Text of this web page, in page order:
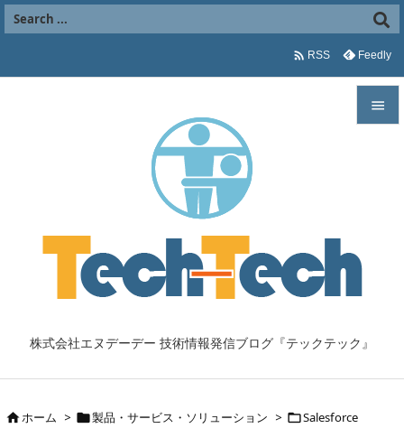
株式会社エヌデーデー 技術情報発信ブログ『テックテック』

 RSS Feedly
ホーム > 製品・サービス・ソリューション > Salesforce